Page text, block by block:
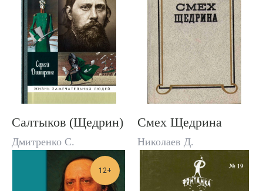
Салтыков (Щедрин)
Дмитренко С.
Смех Щедрина
Николаев Д.
12+